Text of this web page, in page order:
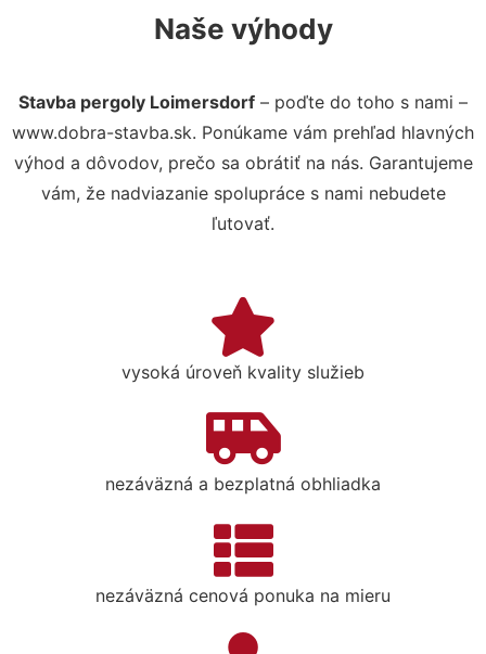
Naše výhody
Stavba pergoly Loimersdorf – poďte do toho s nami –
www.dobra-stavba.sk. Ponúkame vám prehľad hlavných
výhod a dôvodov, prečo sa obrátiť na nás. Garantujeme
vám, že nadviazanie spolupráce s nami nebudete
ľutovať.
vysoká úroveň kvality služieb
nezáväzná a bezplatná obhliadka
nezáväzná cenová ponuka na mieru